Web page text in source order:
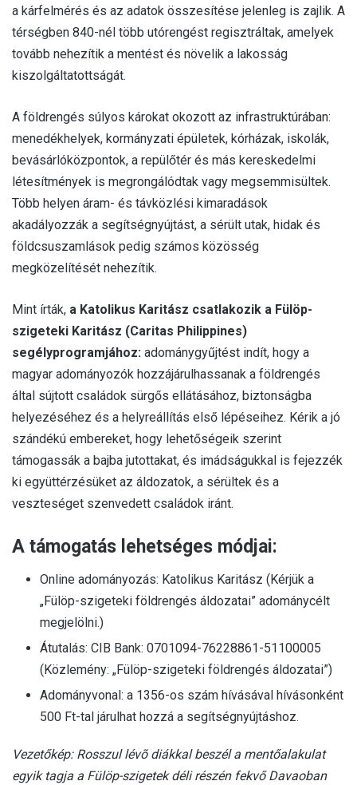
a kárfelmérés és az adatok összesítése jelenleg is zajlik. A
térségben 840-nél több utórengést regisztráltak, amelyek
tovább nehezítik a mentést és növelik a lakosság
kiszolgáltatottságát.
A földrengés súlyos károkat okozott az infrastruktúrában:
menedékhelyek, kormányzati épületek, kórházak, iskolák,
bevásárlóközpontok, a repülőtér és más kereskedelmi
létesítmények is megrongálódtak vagy megsemmisültek.
Több helyen áram- és távközlési kimaradások
akadályozzák a segítségnyújtást, a sérült utak, hidak és
földcsuszamlások pedig számos közösség
megközelítését nehezítik.
Mint írták, a Katolikus Karitász csatlakozik a Fülöp-
szigeteki Karitász (Caritas Philippines)
segélyprogramjához: adománygyűjtést indít, hogy a
magyar adományozók hozzájárulhassanak a földrengés
által sújtott családok sürgős ellátásához, biztonságba
helyezéséhez és a helyreállítás első lépéseihez. Kérik a jó
szándékú embereket, hogy lehetőségeik szerint
támogassák a bajba jutottakat, és imádságukkal is fejezzék
ki együttérzésüket az áldozatok, a sérültek és a
veszteséget szenvedett családok iránt.
A támogatás lehetséges módjai:
Online adományozás: Katolikus Karitász (Kérjük a
„Fülöp-szigeteki földrengés áldozatai” adománycélt
megjelölni.)
Átutalás: CIB Bank: 0701094-76228861-51100005
(Közlemény: „Fülöp-szigeteki földrengés áldozatai”)
Adományvonal: a 1356-os szám hívásával hívásonként
500 Ft-tal járulhat hozzá a segítségnyújtáshoz.
Vezetőkép: Rosszul lévõ diákkal beszél a mentőalakulat
egyik tagja a Fülöp-szigetek déli részén fekvő Davaoban